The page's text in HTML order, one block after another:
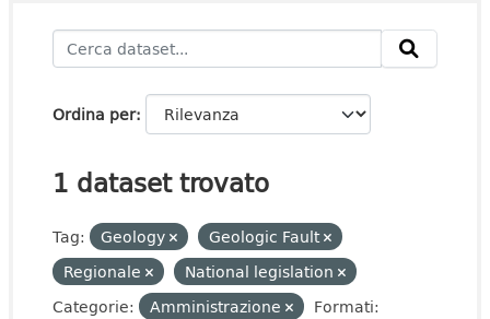
Ordina per
1 dataset trovato
Tag: Geology
Geologic Fault
Regionale
National legislation
Categorie:
Amministrazione
Formati: